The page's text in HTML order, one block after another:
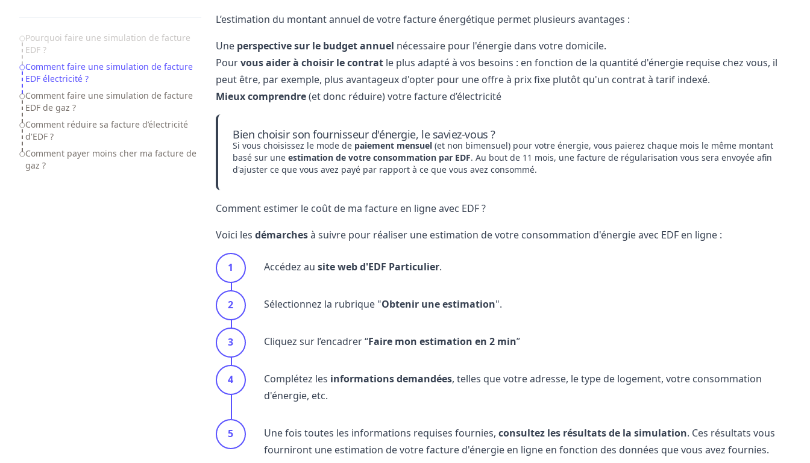
Table of Contents
Pourquoi faire une simulation de facture
EDF ?
Comment faire une simulation de facture
EDF électricité ?
Comment faire une simulation de facture
EDF de gaz ?
Comment réduire sa facture d’électricité
d'EDF ?
Comment payer moins cher ma facture de
gaz ?
L’estimation du montant annuel de votre facture énergétique permet plusieurs avantages :
Une perspective sur le budget annuel nécessaire pour l'énergie dans votre domicile.
Pourvous aider à choisir le contratle plus adapté à vos besoins : en fonction de la quantité d'énergie requise chez vous, il
peut être, par exemple, plus avantageux d'opter pour une offre à prix fixe plutôt qu'un contrat à tarif indexé.
Mieux comprendre(et donc réduire) votre facture d’électricité
Bien choisir son fournisseur d'énergie, le saviez-vous ?
Si vous choisissez le mode de paiement mensuel(et non bimensuel) pour votre énergie, vous paierez chaque mois le même montant
basé sur une estimation de votre consommation par EDF. Au bout de 11 mois, une facture de régularisation vous sera envoyée afin
d'ajuster ce que vous avez payé par rapport à ce que vous avez consommé.
Comment estimer le coût de ma facture en ligne avec EDF ?
Voici les démarchesà suivre pour réaliser une estimation de votre consommation d'énergie avec EDF en ligne :
Accédez au site web d'EDF Particulier.
Sélectionnez la rubrique "Obtenir une estimation".
Cliquez sur l’encadrer “Faire mon estimation en 2 min”
Complétez les informations demandées, telles que votre adresse, le type de logement, votre consommation
d'énergie, etc.
Une fois toutes les informations requises fournies, consultez les résultats de la simulation. Ces résultats vous
fourniront une estimation devotre facture d'énergie en ligneen fonction des données que vous avez fournies.